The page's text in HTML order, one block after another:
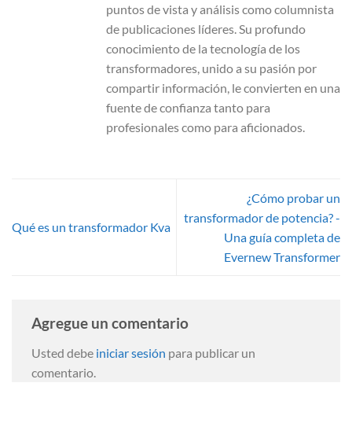
puntos de vista y análisis como columnista
de publicaciones líderes. Su profundo
conocimiento de la tecnología de los
transformadores, unido a su pasión por
compartir información, le convierten en una
fuente de confianza tanto para
profesionales como para aficionados.
Qué es un transformador Kva
¿Cómo probar un
transformador de potencia? -
Una guía completa de
Evernew Transformer
Agregue un comentario
Usted debe iniciar sesión para publicar un
comentario.